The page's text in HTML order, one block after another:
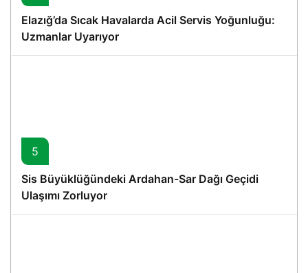
Elazığ’da Sıcak Havalarda Acil Servis Yoğunluğu:
Uzmanlar Uyarıyor
5
Sis Büyüklüğündeki Ardahan-Sar Dağı Geçidi
Ulaşımı Zorluyor